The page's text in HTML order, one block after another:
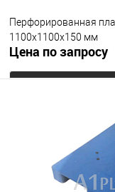
Перфорированная
1100х1100х150 мм
Цена по запросу
В избранное